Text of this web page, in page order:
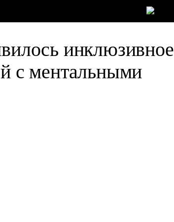
инклюзивное
с ментальными